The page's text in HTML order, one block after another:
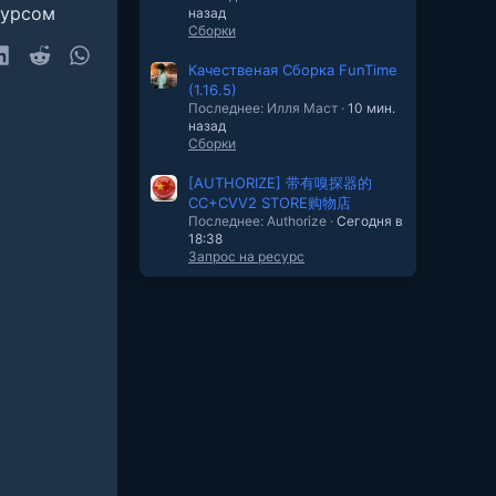
LinkedInReddit
назад
Сборки
Качественая Cборка FunTime
(1.16.5)
Последнее: Илля Маст 10 мин.
назад
Сборки
[AUTHORIZE] 带有嗅探器的
CC+CVV2 STORE购物店
Последнее: Authorize Сегодня в
18:38
Запрос на ресурс